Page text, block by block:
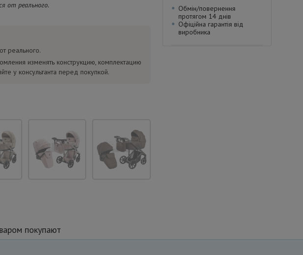
от реального.
реального.
изменять конструкцию, комплектацию
у консультанта перед покупкой.
Обмін/повернення
протягом 14 днів
Офіційна гарантія від
виробника
покупают